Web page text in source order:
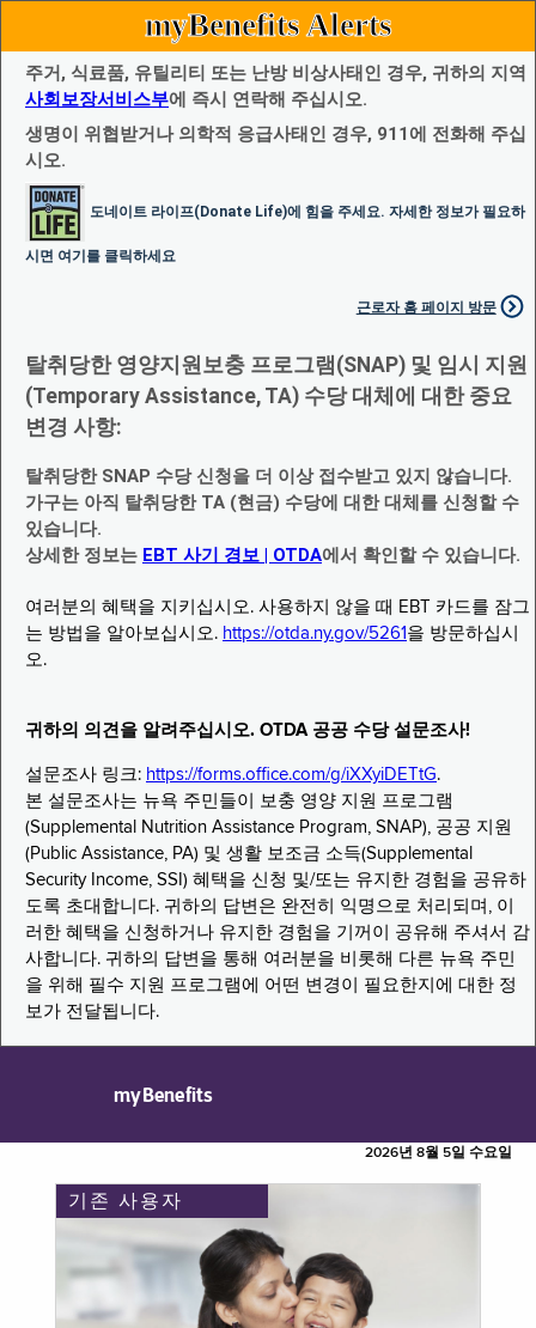
myBenefits Alerts
주거, 식료품, 유틸리티 또는 난방 비상사태인 경우, 귀하의 지역
사회보장서비스부에 즉시 연락해 주십시오.
생명이 위협받거나 의학적 응급사태인 경우, 911에 전화해 주십
시오.
도네이트 라이프(Donate Life)에 힘을 주세요. 자세한 정보가 필요하
시면 여기를 클릭하세요
근로자 홈 페이지 방문
탈취당한 영양지원보충 프로그램(SNAP) 및 임시 지원
(Temporary Assistance, TA) 수당 대체에 대한 중요
변경 사항:
탈취당한 SNAP 수당 신청을 더 이상 접수받고 있지 않습니다.
가구는 아직 탈취당한 TA (현금) 수당에 대한 대체를 신청할 수
있습니다.
상세한 정보는 EBT 사기 경보 | OTDA에서 확인할 수 있습니다.
여러분의 혜택을 지키십시오. 사용하지 않을 때 EBT 카드를 잠그
는 방법을 알아보십시오. https://otda.ny.gov/5261 을 방문하십시
오.
귀하의 의견을 알려주십시오. OTDA 공공 수당 설문조사!
설문조사 링크: https://forms.office.com/g/iXXyiDETtG.
본 설문조사는 뉴욕 주민들이 보충 영양 지원 프로그램
(Supplemental Nutrition Assistance Program, SNAP), 공공 지원
(Public Assistance, PA) 및 생활 보조금 소득(Supplemental
Security Income, SSI) 혜택을 신청 및/또는 유지한 경험을 공유하
도록 초대합니다. 귀하의 답변은 완전히 익명으로 처리되며, 이
러한 혜택을 신청하거나 유지한 경험을 기꺼이 공유해 주셔서 감
사합니다. 귀하의 답변을 통해 여러분을 비롯해 다른 뉴욕 주민
을 위해 필수 지원 프로그램에 어떤 변경이 필요한지에 대한 정
보가 전달됩니다.
myBenefits
2026년 8월 5일 수요일
기존 사용자